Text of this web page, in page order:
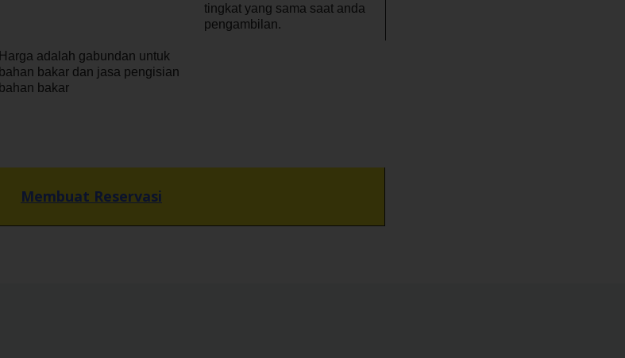
tingkat yang sama saat anda
pengambilan.
Harga adalah gabundan untuk
bahan bakar dan jasa pengisian
bahan bakar
Membuat Reservasi